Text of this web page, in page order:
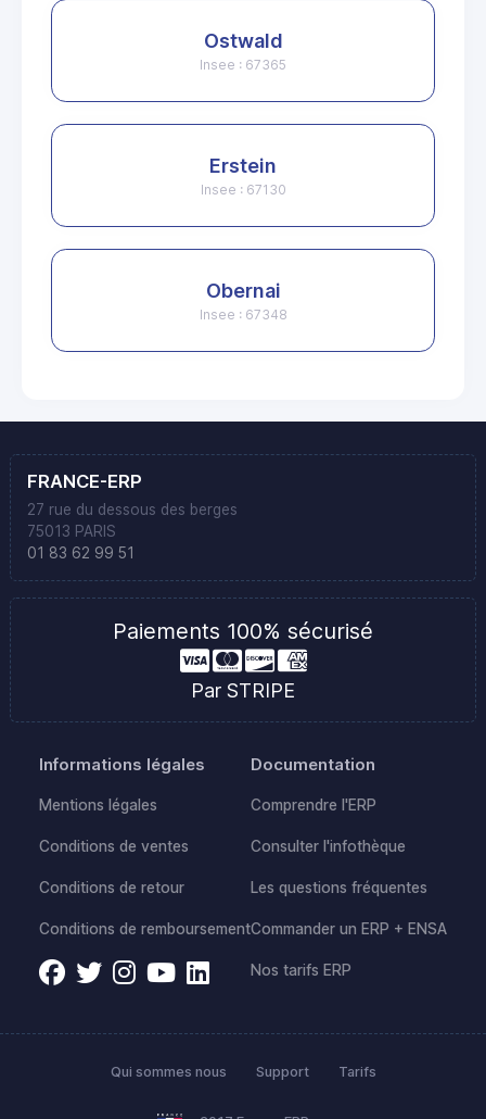
Ostwald
Insee : 67365
Erstein
Insee : 67130
Obernai
Insee : 67348
FRANCE-ERP
27 rue du dessous des berges
75013 PARIS
01 83 62 99 51
Paiements 100% sécurisé
Par STRIPE
Informations légales
Mentions légales
Conditions de ventes
Conditions de retour
Conditions de remboursement
Documentation
Comprendre l'ERP
Consulter l'infothèque
Les questions fréquentes
Commander un ERP + ENSA
Nos tarifs ERP
Qui sommes nous Support Tarifs